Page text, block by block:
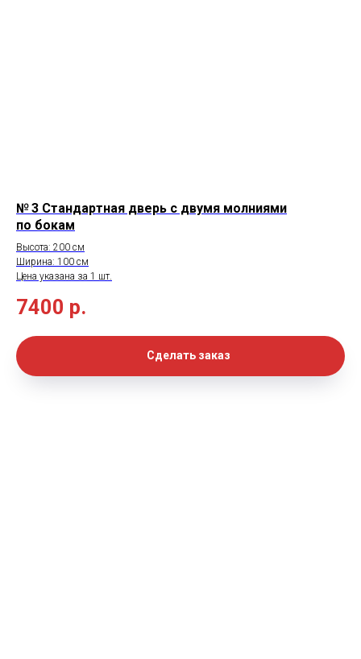
№ 3 Стандартная дверь с двумя молниями
по бокам
Высота: 200 см
Ширина: 100 см
Цена указана за 1 шт.
7400 р.
Сделать заказ